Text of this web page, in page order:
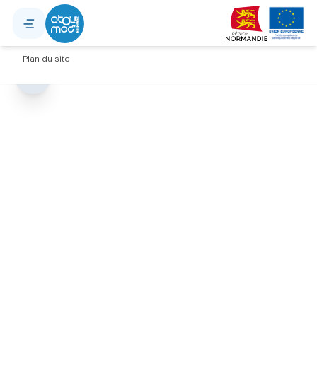
Explorer, recherche
Mentions légales
Plan du site